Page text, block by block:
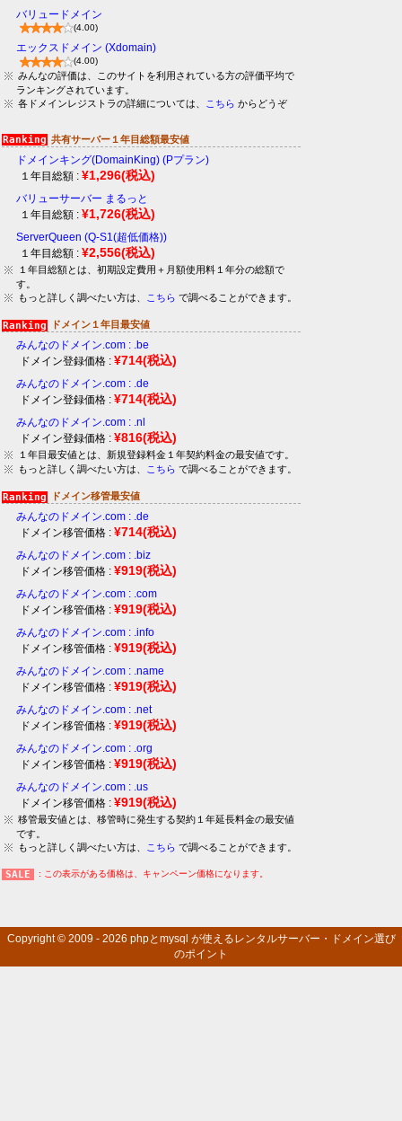
バリュードメイン
(4.00)
エックスドメイン (Xdomain)
(4.00)
みんなの評価は、このサイトを利用されている方の評価平均で
ランキングされています。
各ドメインレジストラの詳細については、
こちら からどうぞ
共有サーバー１年目総額最安値
ドメインキング(DomainKing) (Pプラン)
１年目総額 : ¥1,296(税込)
バリューサーバー まるっと
１年目総額 : ¥1,726(税込)
ServerQueen (Q-S1(超低価格))
１年目総額 : ¥2,556(税込)
１年目総額とは、初期設定費用＋月額使用料１年分の総額で
す。
もっと詳しく調べたい方は、
こちら で調べることができます。
ドメイン１年目最安値
みんなのドメイン.com : .be
ドメイン登録価格 : ¥714(税込)
みんなのドメイン.com : .de
ドメイン登録価格 : ¥714(税込)
みんなのドメイン.com : .nl
ドメイン登録価格 : ¥816(税込)
１年目最安値とは、新規登録料金１年契約料金の最安値です。
もっと詳しく調べたい方は、
こちら で調べることができます。
ドメイン移管最安値
みんなのドメイン.com : .de
ドメイン移管価格 : ¥714(税込)
みんなのドメイン.com : .biz
ドメイン移管価格 : ¥919(税込)
みんなのドメイン.com : .com
ドメイン移管価格 : ¥919(税込)
みんなのドメイン.com : .info
ドメイン移管価格 : ¥919(税込)
みんなのドメイン.com : .name
ドメイン移管価格 : ¥919(税込)
みんなのドメイン.com : .net
ドメイン移管価格 : ¥919(税込)
みんなのドメイン.com : .org
ドメイン移管価格 : ¥919(税込)
みんなのドメイン.com : .us
ドメイン移管価格 : ¥919(税込)
移管最安値とは、移管時に発生する契約１年延長料金の最安値
です。
もっと詳しく調べたい方は、
こちら で調べることができます。
: この表示がある価格は、キャンペーン価格になります。
Copyright © 2009 - 2026 phpとmysql が使えるレンタルサーバー・ドメイン選び
のポイント